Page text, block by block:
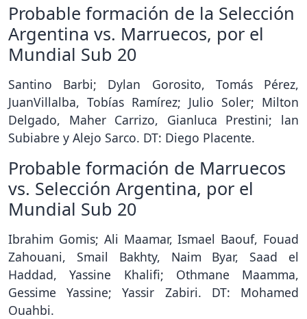
Probable formación de la Selección
Argentina vs. Marruecos, por el
Mundial Sub 20
Santino Barbi; Dylan Gorosito, Tomás Pérez,
JuanVillalba, Tobías Ramírez; Julio Soler; Milton
Delgado, Maher Carrizo, Gianluca Prestini; lan
Subiabre y Alejo Sarco. DT: Diego Placente.
Probable formación de Marruecos
vs. Selección Argentina, por el
Mundial Sub 20
Ibrahim Gomis; Ali Maamar, Ismael Baouf, Fouad
Zahouani, Smail Bakhty, Naim Byar, Saad el
Haddad, Yassine Khalifi; Othmane Maamma,
Gessime Yassine; Yassir Zabiri. DT: Mohamed
Ouahbi.